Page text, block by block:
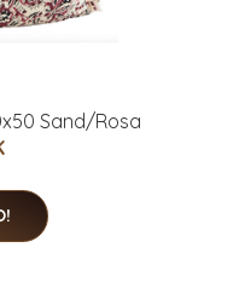
Sand/Rosa